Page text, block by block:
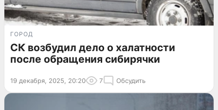
ГОРОД
СК возбудил дело о халатности
после обращения сибирячки
19 декабря, 2025, 20:20 7 Обсудить